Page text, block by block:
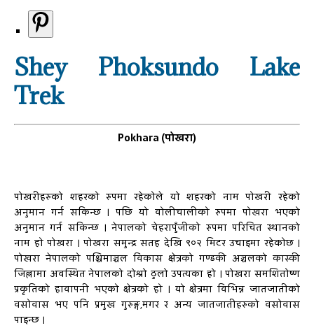
Shey Phoksundo Lake
Trek
Pokhara (पोखरा)
पोखरीहरुको शहरको रुपमा रहेकोले यो शहरको नाम पोखरी रहेको
अनुमान गर्न सकिन्छ । पछि यो वोलीचालीको रुपमा पोखरा भएको
अनुमान गर्न सकिन्छ । नेपालको चेहरापुँजीको रुपमा परिचित स्थानको
नाम हो पोखरा । पोखरा समुन्द्र सतह देखि ९०२ मिटर उचाइमा रहेकोछ ।
पोखरा नेपालको पश्चिमाञ्चल विकास क्षेत्रको गण्डकी अञ्चलको कास्की
जिल्लामा अवस्थित नेपालको दोश्रो ठुलो उपत्यका हो । पोखरा समशितोष्ण
प्रकृतिको हावापनी भएको क्षेत्रको हो । यो क्षेत्रमा विभिन्न जातजातीको
वसोवास भए पनि प्रमुख गुरुङ्ग,मगर र अन्य जातजातीहरुको वसोवास
पाइन्छ ।